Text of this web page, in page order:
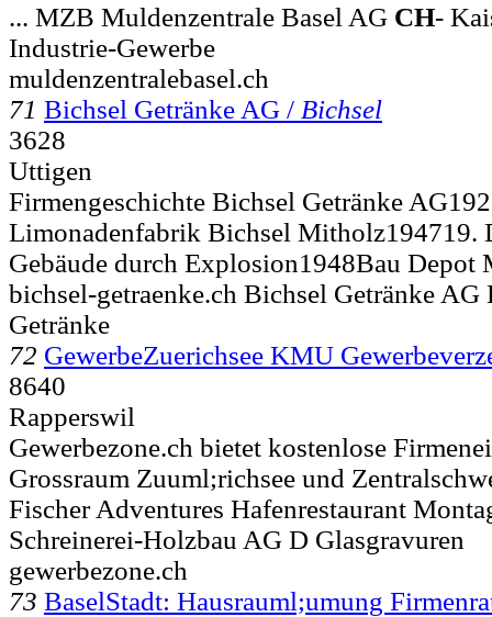
... MZB Muldenzentrale Basel AG CH-
Industrie-Gewerbe
muldenzentralebasel.ch
71 Bichsel Getränke AG / Bichsel
3628
Uttigen
Firmengeschichte Bichsel Getränke
Limonadenfabrik Bichsel Mitholz194719.
Gebäude durch Explosion1948Bau Depot
bichsel-getraenke.ch Bichsel Getränke AG
Getränke
72 GewerbeZuerichsee KMU
8640
Rapperswil
Gewerbezone.ch bietet kostenlose
Grossraum Zuuml;richsee und
Fischer Adventures Hafenrestaurant
Schreinerei-Holzbau AG D Glasgravuren
gewerbezone.ch
73 BaselStadt: Hausrauml;umung